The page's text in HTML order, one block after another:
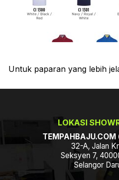
Untuk paparan yang lebih
LOKASI
32-A, Jalan
Seksyen 7,
Selangor